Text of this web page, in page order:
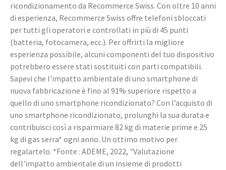
ricondizionamento da Recommerce Swiss. Con oltre 10 anni
di esperienza, Recommerce Swiss offre telefoni sbloccati
per tutti gli operatori e controllati in più di 45 punti
(batteria, fotocamera, ecc.). Per offrirti la migliore
esperienza possibile, alcuni componenti del tuo dispositivo
potrebbero essere stati sostituiti con parti compatibili.
Sapevi che l'impatto ambientale di uno smartphone di
nuova fabbricazione è fino al 91% superiore rispetto a
quello di uno smartphone ricondizionato? Con l’acquisto di
uno smartphone ricondizionato, prolunghi la sua durata e
contribuisci così a risparmiare 82 kg di materie prime e 25
kg di gas serra* ogni anno. Un ottimo motivo per
regalartelo. *Fonte : ADEME, 2022, "Valutazione
dell'impatto ambientale di un insieme di prodotti